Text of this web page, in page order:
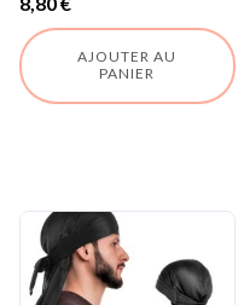
AJOUTER AU
PANIER